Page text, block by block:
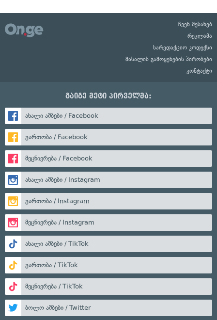
ჩვენ შესახებ
რეკლამა
სარედაქციო კოდექსი
მასალის გამოყენების პირობები
კონტაქტი
გაიგე მეტი პირველმა:
ახალი ამბები / Facebook
გართობა / Facebook
მეცნიერება / Facebook
ახალი ამბები / Instagram
გართობა / Instagram
მეცნიერება / Instagram
ახალი ამბები / TikTok
გართობა / TikTok
მეცნიერება / TikTok
ბოლო ამბები / Twitter